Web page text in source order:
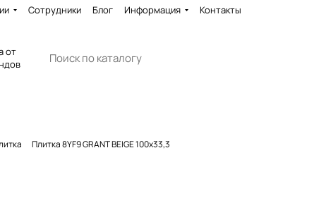
Сотрудники Блог Информация Контакты
от
Плитка 8YF9 GRANT BEIGE 100x33,3